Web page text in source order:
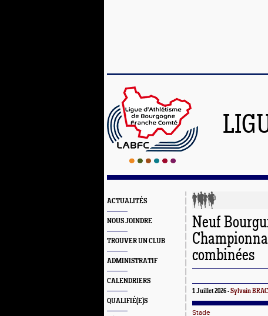
ACTUALITÉS
NOUS JOINDRE
TROUVER UN CLUB
ADMINISTRATIF
CALENDRIERS
QUALIFIÉ(E)S
Neuf
combinées
1 Juillet 2026 -Sylvain
Stade